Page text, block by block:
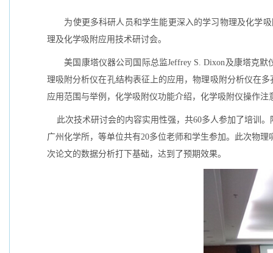
为使更多科研人员和学生能更深入的学习物理及化学
理及化学吸附应用技术研讨会。
美国康塔仪器公司国际总监Jeffrey S. Dixon及康塔克默
理吸附分析仪在孔结构表征上的应用，物理吸附分析仪在
应用范围与举例，化学吸附仪功能介绍，化学吸附仪操作注
此次技术研讨会的内容实用性强，共60多人参加了培训
广州化学所，等单位共有20多位老师和学生参加。此次物理
次论文的数据分析打下基础，达到了预期效果。